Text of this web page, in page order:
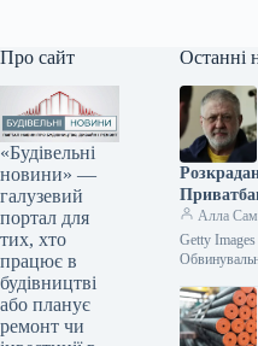
Про сайт
«Будівельні
новини» —
галузевий
портал для
тих, хто
працює в
будівництві
або планує
ремонт чи
Останні
суду
Алла
Getty
Приватбанку
колишніх
підозрюють